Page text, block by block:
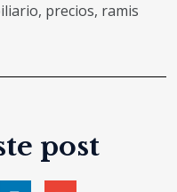
, precios, ramis
post